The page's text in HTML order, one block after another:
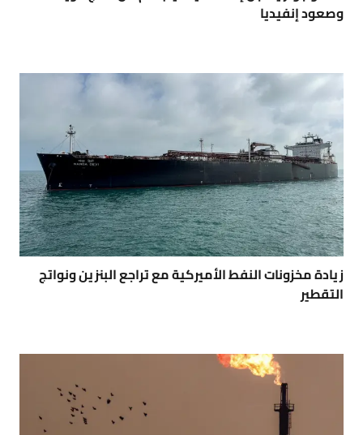
وصعود إنفيديا
زيادة مخزونات النفط الأميركية مع تراجع البنزين ونواتج
التقطير